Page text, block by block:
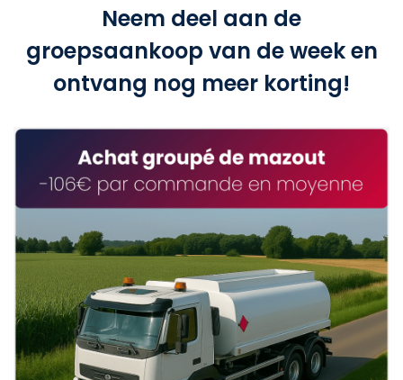
Neem deel aan de
groepsaankoop van de week en
ontvang nog meer korting!